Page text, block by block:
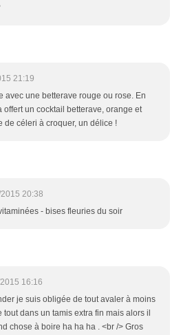
21:19
avec une betterave rouge ou rose. En
offert un cocktail betterave, orange et
de céleri à croquer, un délice !
20:38
- bises fleuries du soir
16:16
je suis obligée de tout avaler à moins
dans un tamis extra fin mais alors il
chose à boire ha ha ha . <br /> Gros